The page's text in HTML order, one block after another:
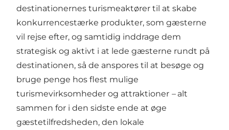
destinationernes turismeaktører til at skabe
konkurrencestærke produkter, som gæsterne
vil rejse efter, og samtidig inddrage dem
strategisk og aktivt i at lede gæsterne rundt på
destinationen, så de anspores til at besøge og
bruge penge hos flest mulige
turismevirksomheder og attraktioner – alt
sammen for i den sidste ende at øge
gæstetilfredsheden, den lokale